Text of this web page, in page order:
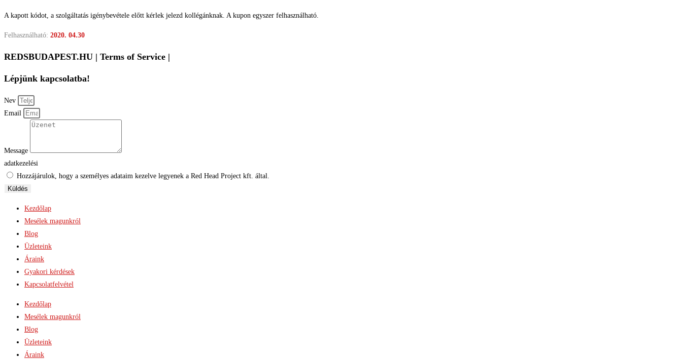
A kapott kódot, a szolgáltatás igénybevétele előtt kérlek jelezd kollégánknak. A kupon egyszer felhasználható.
Felhasználható: 2020. 04.30
REDSBUDAPEST.HU | Terms of Service |
Lépjünk kapcsolatba!
Nev
Email
Message
adatkezelési
Hozzájárulok, hogy a személyes adataim kezelve legyenek a Red Head Project kft. által.
Küldés
Kezdőlap
Mesélek magunkról
Blog
Üzleteink
Áraink
Gyakori kérdések
Kapcsolatfelvétel
Kezdőlap
Mesélek magunkról
Blog
Üzleteink
Áraink